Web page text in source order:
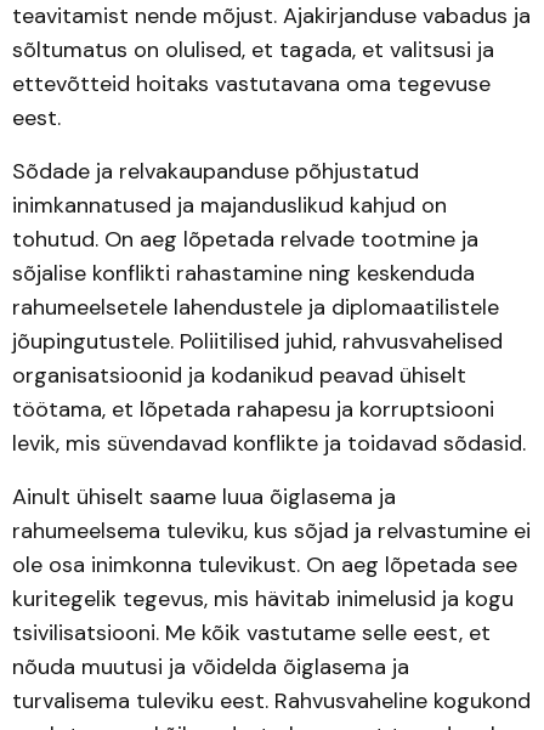
teavitamist nende mõjust. Ajakirjanduse vabadus ja
sõltumatus on olulised, et tagada, et valitsusi ja
ettevõtteid hoitaks vastutavana oma tegevuse
eest.
Sõdade ja relvakaupanduse põhjustatud
inimkannatused ja majanduslikud kahjud on
tohutud. On aeg lõpetada relvade tootmine ja
sõjalise konflikti rahastamine ning keskenduda
rahumeelsetele lahendustele ja diplomaatilistele
jõupingutustele. Poliitilised juhid, rahvusvahelised
organisatsioonid ja kodanikud peavad ühiselt
töötama, et lõpetada rahapesu ja korruptsiooni
levik, mis süvendavad konflikte ja toidavad sõdasid.
Ainult ühiselt saame luua õiglasema ja
rahumeelsema tuleviku, kus sõjad ja relvastumine ei
ole osa inimkonna tulevikust. On aeg lõpetada see
kuritegelik tegevus, mis hävitab inimelusid ja kogu
tsivilisatsiooni. Me kõik vastutame selle eest, et
nõuda muutusi ja võidelda õiglasema ja
turvalisema tuleviku eest. Rahvusvaheline kogukond